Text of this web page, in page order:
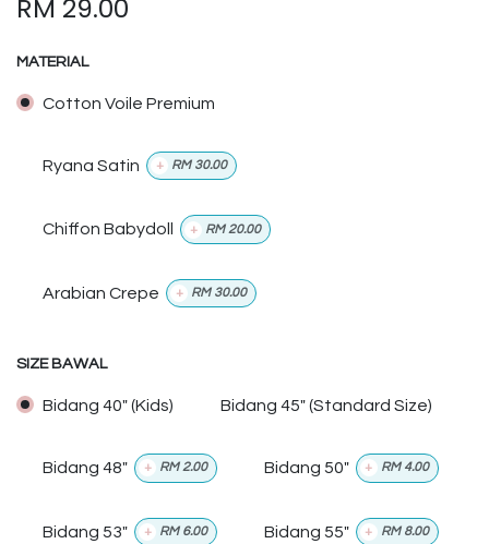
RM 29.00
MATERIAL
Cotton Voile Premium
Ryana Satin + RM 30.00
Chiffon Babydoll + RM 20.00
Arabian Crepe + RM 30.00
SIZE BAWAL
Bidang 40" (Kids) Bidang 45" (Standard Size)
Bidang 48" + RM2.00 Bidang 50" + RM 4.00
Bidang 53" + RM 6.00 Bidang 55" + RM 8.00